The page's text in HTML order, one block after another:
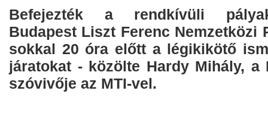
Befejezték a rendkívüli
Budapest Liszt Ferenc Nemzetközi
sokkal 20 óra előtt a légikikötő
járatokat - közölte Hardy Mihály, a
szóvivője az MTI-vel.